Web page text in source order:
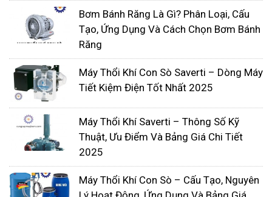
Hệ thống giảm thanh đặc biệt
Quạt thổi khí có thể được sử dụng trong cả
chân không và môi trường áp lực, có khả
năng đáp ứng các yêu cầu dòng khí nhỏ, áp
lực cao.
Phân loại máy thổi khí con sò
Máy thổi khí con sò được chia làm hai loại chính:
máy thổi khí con sò 1 tầng cánh và máy thổi khí
con sò hai tầng cánh.
Bơm Bánh Răng Là Gì? Phân Loại, Cấu
Tạo, Ứng Dụng Và Cách Chọn Bơm Bánh
Răng
Máy Thổi Khí Con Sò Saverti – Dòng Máy
Tiết Kiệm Điện Tốt Nhất 2025
Máy Thổi Khí Saverti – Thông Số Kỹ
Thuật, Ưu Điểm Và Bảng Giá Chi Tiết
2025
Máy Thổi Khí Con Sò – Cấu Tạo, Nguyên